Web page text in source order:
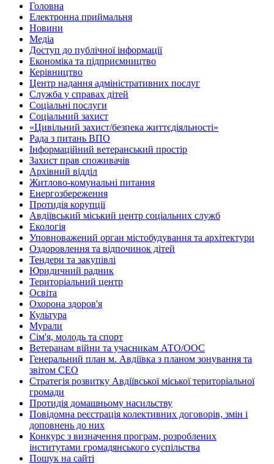
Головна
Електронна приймальня
Новини
Медіа
Доступ до публічної інформації
Економіка та підприємництво
Керівництво
Центр надання адміністративних послуг
Служба у справах дітей
Соціальні послуги
Соціальний захист
«Цивільний захист/безпека життєдіяльності»
Рада з питань ВПО
Інформаційний ветеранський простір
Захист прав споживачів
Архівний відділ
Житлово-комунальні питання
Енергозбереження
Протидія корупції
Авдіївський міський центр соціальних служб
Екологія
Уповноважений орган містобудування та архітектури
Оздоровлення та відпочинок дітей
Тендери та закупівлі
Юридичний радник
Територіальний центр
Освіта
Охорона здоров'я
Культура
Мурали
Сім'я, молодь та спорт
Ветеранам війни та учасникам АТО/ООС
Генеральний план м. Авдіївка з планом зонування та
звітом СЕО
Стратегія розвитку Авдіївської міської територіальної
громади
Протидія домашньому насильству
Повідомна реєстрація колективних договорів, змін і
доповнень до них
Конкурс з визначення програм, розроблених
інститутами громадянського суспільства
Пошук на сайті